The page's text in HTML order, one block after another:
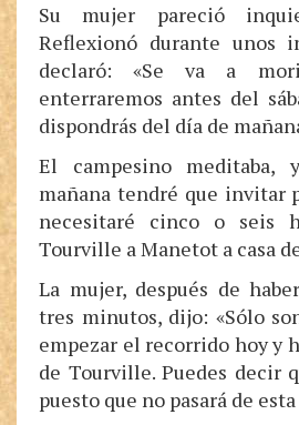
Su mujer pareció
Reflexionó durante unos
declaró: «Se va a
enterraremos antes del
dispondrás del día de
El campesino meditaba,
mañana tendré que invitar
necesitaré cinco o seis
Tourville a Manetot a casa
La mujer, después de
tres minutos, dijo: «Sólo
empezar el recorrido hoy y
de Tourville. Puedes decir
puesto que no pasará de